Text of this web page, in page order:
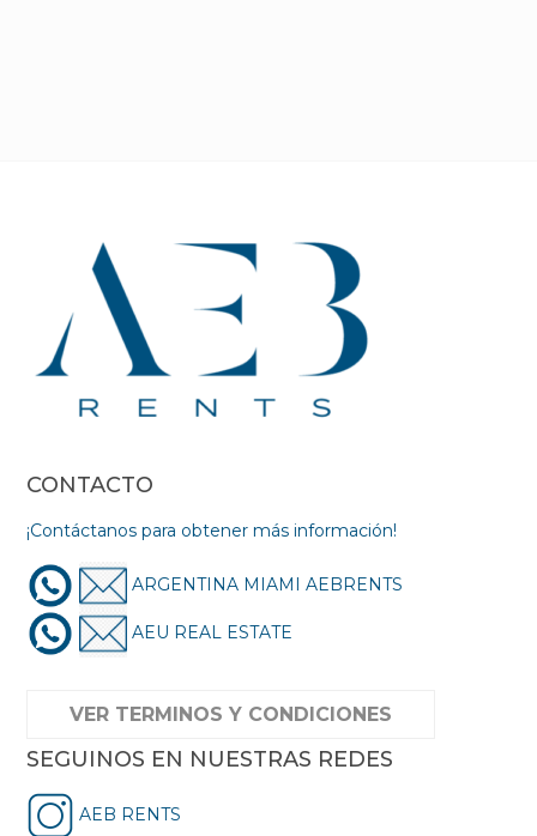
CONTACTO
¡Contáctanos para obtener más información!
ARGENTINA MIAMI AEBRENTS
AEU REAL ESTATE
VER TERMINOS Y CONDICIONES
SEGUINOS EN NUESTRAS REDES
AEB RENTS